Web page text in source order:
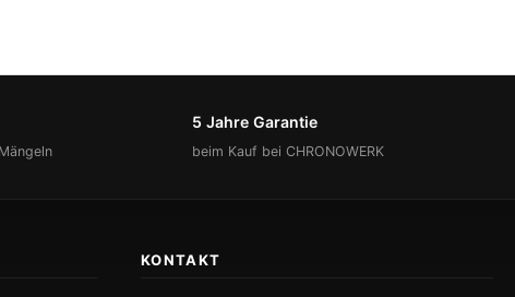
5 Jahre Garantie
beim Kauf bei CHRONOWERK
KONTAKT